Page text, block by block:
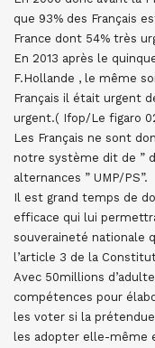
que 93% des Français
France dont 54% très
En 2013 après le
F.Hollande , le même
Français il était urgent
urgent.( Ifop/Le figaro
Les Français ne sont
notre système dit de ”
alternances ” UMP/PS”.
Il est grand temps de
efficace qui lui
souveraineté nationale
l’article 3 de la
Avec 50millions
compétences pour
les voter si la
les adopter elle-même